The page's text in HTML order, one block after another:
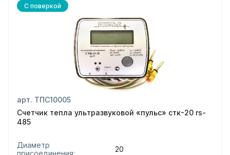
С поверкой
арт. ТПС10005
Счетчик тепла ультразвуковой «пульс» стк-20 rs-
485
Диаметр
присоединения:
20